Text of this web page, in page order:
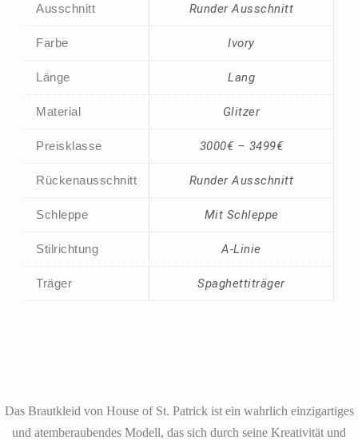
Ausschnitt Runder Ausschnitt
Farbe Ivory
Länge Lang
Material Glitzer
Preisklasse 3000€ – 3499€
Rückenausschnitt Runder Ausschnitt
Schleppe Mit Schleppe
Stilrichtung A-Linie
Träger Spaghettiträger
Das Brautkleid von House of St. Patrick ist ein wahrlich einzigartiges
und atemberaubendes Modell, das sich durch seine Kreativität und